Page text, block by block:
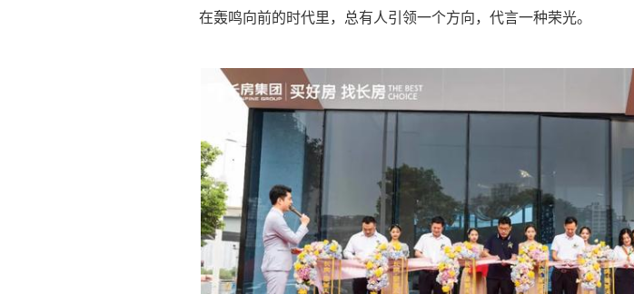
在轰鸣向前的时代里，总有人引领一个方向，代言一种荣光。